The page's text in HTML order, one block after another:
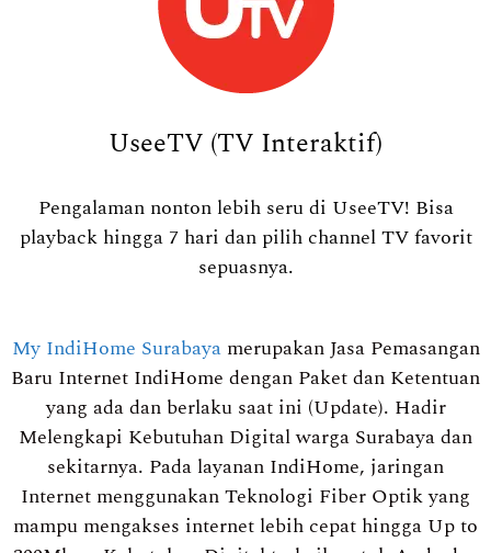
UseeTV (TV Interaktif)
Pengalaman nonton lebih seru di UseeTV! Bisa
playback hingga 7 hari dan pilih channel TV favorit
sepuasnya.
My IndiHome Surabayamerupakan Jasa Pemasangan
Baru Internet IndiHome dengan Paket dan Ketentuan
yang ada dan berlaku saat ini (Update). Hadir
Melengkapi Kebutuhan Digital warga Surabaya dan
sekitarnya. Pada layanan IndiHome, jaringan
Internet menggunakan Teknologi Fiber Optik yang
mampu mengakses internet lebih cepat hingga Up to